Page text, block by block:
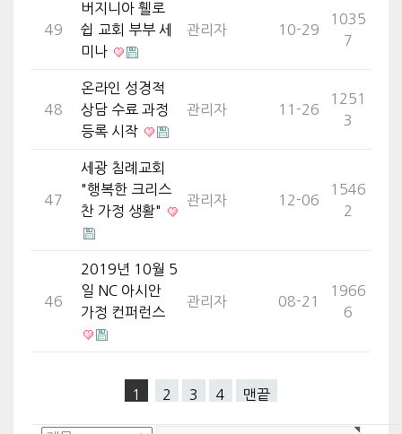
49
버지니아 휄로
쉽 교회 부부 세
미나
관리자 10-29
1035
7
48
온라인 성경적
상담 수료 과정
등록 시작
관리자 11-26
1251
3
47
세광 침례교회
"행복한 크리스
찬 가정 생활"
관리자 12-06
1546
2
46
2019년 10월 5
일 NC 아시안
가정 컨퍼런스
관리자 08-21
1966
6
1 2 3 4 맨끝